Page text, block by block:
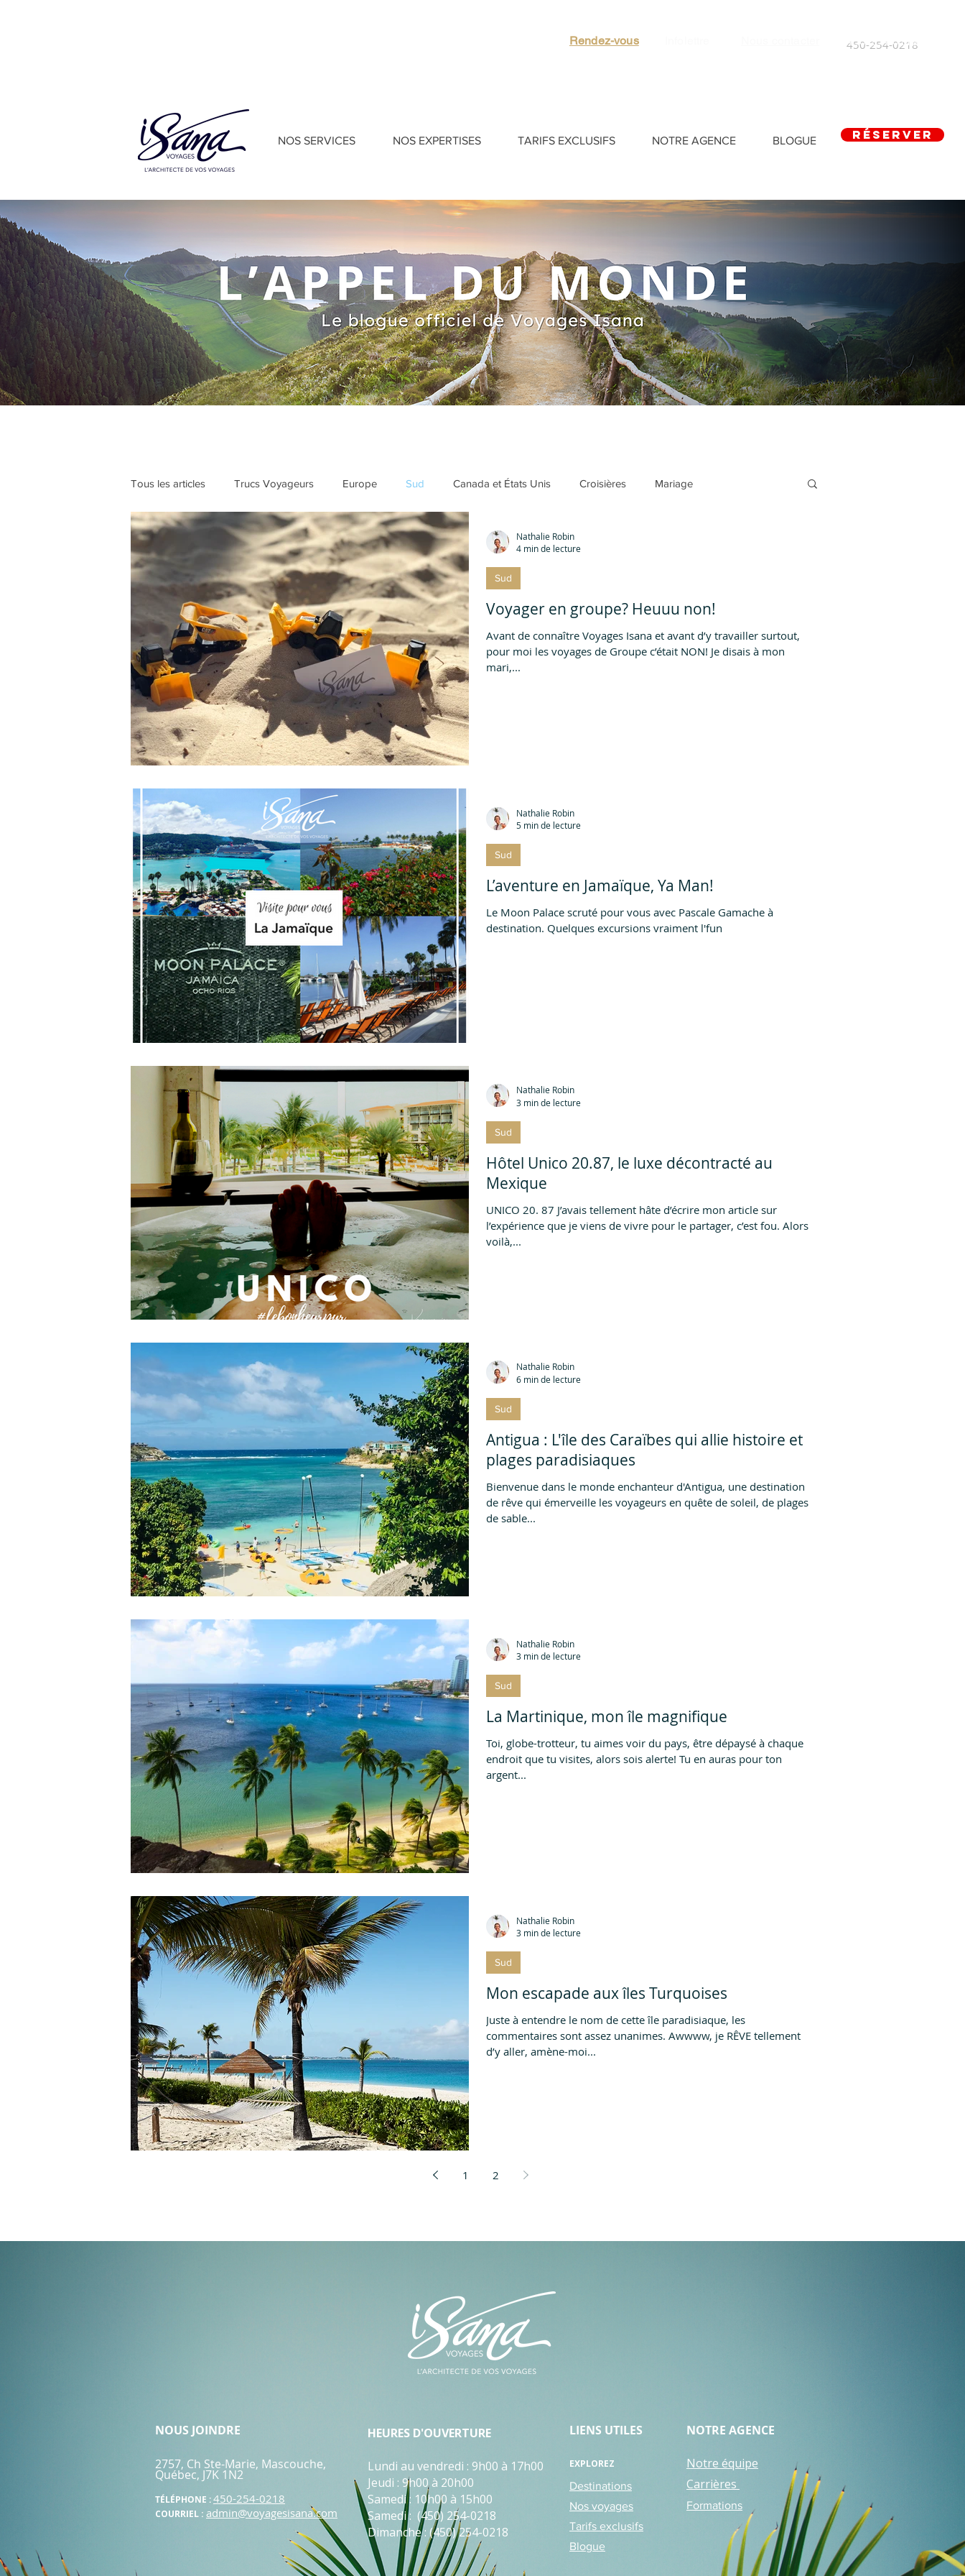
Rendez-vous 450-254-0218
NOS SERVICES NOS EXPERTISES TARIFS EXCLUSIFS NOTRE AGENCE BLOGUE RÉSERVER
Tous les articles Trucs Voyageurs Europe Sud Canada et États Unis Croisières Mariage
On a testé pour vous Club Med Bucket list Destinations populaires Voyages en famille
Voyages festifs entre amis Idées de destination Devenir agent de voyages
Moyen-Orient & Orient Afrique Circuit voyage
Voyager en groupe? Heuuu non!
Avant de connaître Voyages Isana et avant d’y travailler surtout,
pour moi les voyages de Groupe c’était NON! Je disais à mon
mari,...
Sud
Nathalie Robin
4 min de lecture
L’aventure en Jamaïque, Ya Man!
Le Moon Palace scruté pour vous avec Pascale Gamache à
destination. Quelques excursions vraiment l'fun
Sud
Nathalie Robin
5 min de lecture
Hôtel Unico 20.87, le luxe décontracté au
Mexique
UNICO 20. 87 J’avais tellement hâte d’écrire mon article sur
l’expérience que je viens de vivre pour le partager, c’est fou. Alors
voilà,...
Sud
Nathalie Robin
3 min de lecture
Antigua : L'île des Caraïbes qui allie histoire et
plages paradisiaques
Bienvenue dans le monde enchanteur d'Antigua, une destination
de rêve qui émerveille les voyageurs en quête de soleil, de plages
de sable...
Sud
Nathalie Robin
6 min de lecture
La Martinique, mon île magnifique
Toi, globe-trotteur, tu aimes voir du pays, être dépaysé à chaque
endroit que tu visites, alors sois alerte! Tu en auras pour ton
argent...
Sud
Nathalie Robin
3 min de lecture
Mon escapade aux îles Turquoises
Juste à entendre le nom de cette île paradisiaque, les
commentaires sont assez unanimes. Awwww, je RÊVE tellement
d’y aller, amène-moi...
Sud
Nathalie Robin
3 min de lecture
1 2
NOUS JOINDRE
2757, Ch Ste-Marie, Mascouche,
Québec, J7K 1N2
TÉLÉPHONE :450-254-0218
COURRIEL : admin@voyagesisana.com
HEURES D'OUVERTURE
Lundi au vendredi : 9h00 à 17h00
Jeudi : 9h00 à 20h00
Samedi : 10h00 à 15h00
Samedi : (450) 254-0218
Dimanche : (450) 254-0218
LIENS UTILES
EXPLOREZ
Destinations
Nos voyages
Tarifs exclusifs
Blogue
NOTRE AGENCE
Notre équipe
Carrières
Formations